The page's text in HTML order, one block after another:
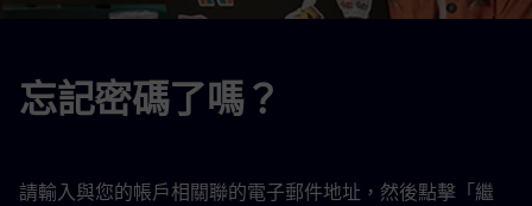
忘記密碼了嗎？
請輸入與您的帳戶相關聯的電子郵件地址，然後點擊「繼